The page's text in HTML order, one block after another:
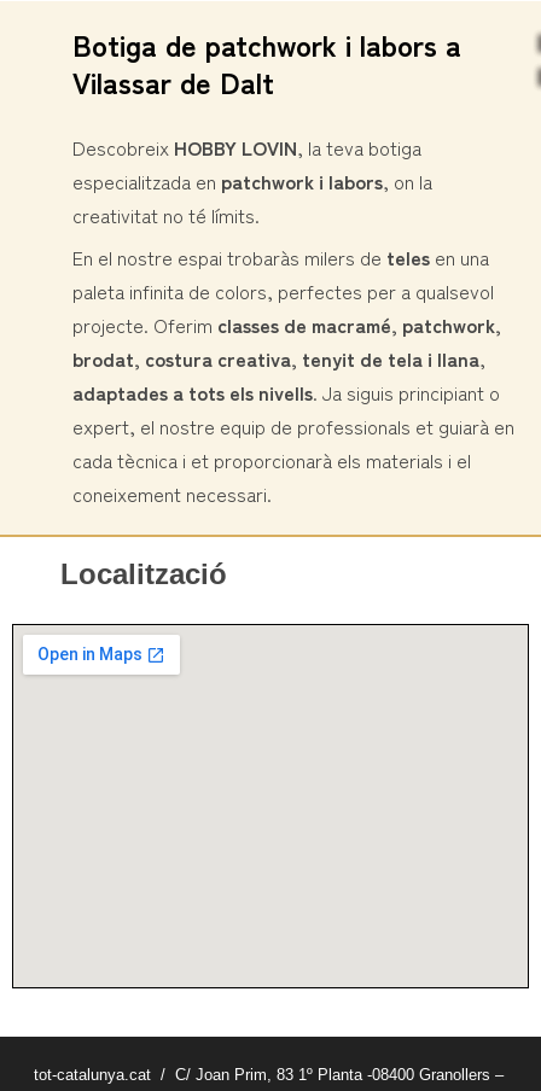
Botiga de patchwork i labors a
Vilassar de Dalt
Descobreix HOBBY LOVIN, la teva botiga
especialitzada en patchwork i labors, on la
creativitat no té límits.
En el nostre espai trobaràs milers de teles en una
paleta infinita de colors, perfectes per a qualsevol
projecte. Oferim classes de macramé, patchwork,
brodat, costura creativa, tenyit de tela i llana,
adaptades a tots els nivells. Ja siguis principiant o
expert, el nostre equip de professionals et guiarà en
cada tècnica i et proporcionarà els materials i el
coneixement necessari.
Localització
tot-catalunya.cat / C/ Joan Prim, 83 1º Planta -08400 Granollers –